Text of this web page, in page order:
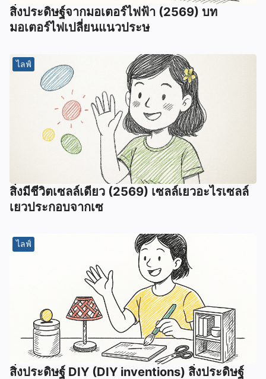
สิ่งประดิษฐ์จากมอเตอร์ไฟฟ้า (2569) บท
มอเตอร์ไฟเปลี่ยนแนวประษ
ไลฟ์
สิ่งมีชีวิตเซลล์เดียว (2569) เซลล์เยวอะไรเซลล์
เยวประกอบจากเซ
ไลฟ์
สิ่งประดิษฐ์ DIY (DIY inventions) สิ่งประดิษฐ์